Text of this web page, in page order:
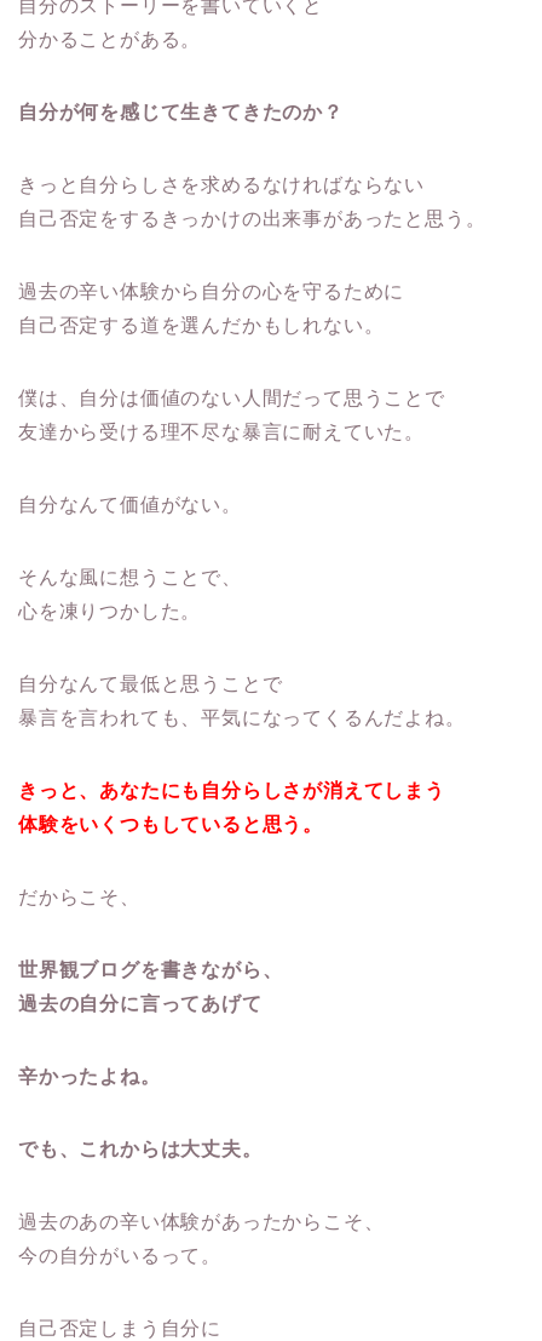
自分のストーリーを書いていくと
分かることがある。
自分が何を感じて生きてきたのか？
きっと自分らしさを求めるなければならない
自己否定をするきっかけの出来事があったと思う。
過去の辛い体験から自分の心を守るために
自己否定する道を選んだかもしれない。
僕は、自分は価値のない人間だって思うことで
友達から受ける理不尽な暴言に耐えていた。
自分なんて価値がない。
そんな風に想うことで、
心を凍りつかした。
自分なんて最低と思うことで
暴言を言われても、平気になってくるんだよね。
きっと、あなたにも自分らしさが消えてしまう
体験をいくつもしていると思う。
だからこそ、
世界観ブログを書きながら、
過去の自分に言ってあげて
辛かったよね。
でも、これからは大丈夫。
過去のあの辛い体験があったからこそ、
今の自分がいるって。
自己否定しまう自分に